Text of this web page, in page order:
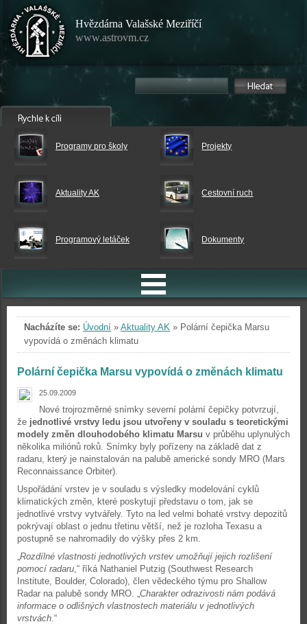
Hvězdárna Valašské Meziříčí
www.astrovm.cz
Programy pro školy Projekty
Aktuality AK Cestovní ruch
Programový letáček Dokumenty
Nacházíte se: Úvodní » Aktuality AK » Polární čepička Marsu
vypovídá o změnách klimatu
Polární čepička Marsu vypovídá o změnách klimatu
25.09.2009
Nové trojrozměrné snímky severní polární čepičky potvrzují,
že jednotlivé vrstvy ledu jsou utvořeny v souladu s teoretickými
modely změn dlouhodobého klimatu Marsu v průběhu uplynulých
několika miliónů roků. Snímky byly pořízeny na základě dat z
radaru, který je nainstalován na palubě americké sondy MRO (Mars
Reconnaissance Orbiter).
Uspořádání vrstev je v souladu s výsledky modelování cyklů
klimatických změn, které poskytují představu o tom, jak se
jednotlivé vrstvy vytvářely. Tyto na led velmi bohaté vrstvy depozitů
pokrývají oblast o jednu třetinu větší, než je rozloha Texasu a
postupně se nahromadily do výšky přes 2 km.
„Rozdílné vlastnosti jednotlivých vrstev umožňují jejich rozlišení
pomocí radaru,“ říká Nathaniel Putzig (Southwest Research
Institute, Boulder, Colorado), člen vědeckého týmu pro Shallow
Radar na palubě sondy MRO. „Charakter odrazivosti nám podává
informace o odlišných vlastnostech materiálu v jednotlivých
vrstvách.“